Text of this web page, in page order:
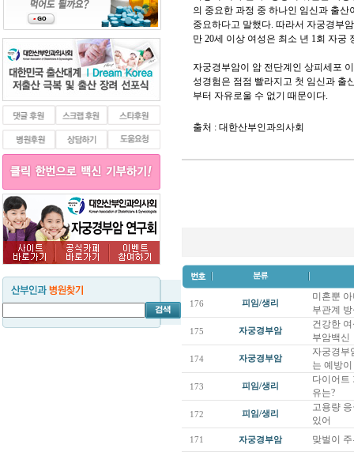
의 중요한 과정 중 하나인 임신과 출
중요하다고 말했다. 따라서 자궁경부
만 20세 이상 여성은 최소 년 1회 자궁
자궁경부암이 암 전단계인 상피세포
성경험은 점점 빨라지고 첫 임신과 출
부터 자유로울 수 없기 때문이다.
출처 : 대한산부인과의사회
176 피임/생리
미혼뿐
부관계
175 자궁경부암
건강한
부암백신
174 자궁경부암
자궁경부
는 예방
173 피임/생리
다이어트
유는?
172 피임/생리
고용량
있어
171 자궁경부암 맞벌이